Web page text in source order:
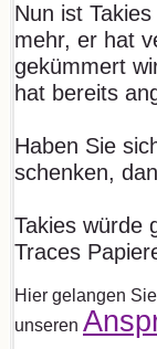
Nun ist
mehr, er hat
gekümmert
hat bereits
Haben Sie
schenken,
Takies würde
Traces
Hier gelangen
unseren